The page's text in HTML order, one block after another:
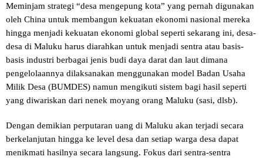
Meminjam strategi “desa mengepung kota” yang pernah digunakan
oleh China untuk membangun kekuatan ekonomi nasional mereka
hingga menjadi kekuatan ekonomi global seperti sekarang ini, desa-
desa di Maluku harus diarahkan untuk menjadi sentra atau basis-
basis industri berbagai jenis budi daya darat dan laut dimana
pengelolaannya dilaksanakan menggunakan model Badan Usaha
Milik Desa (BUMDES) namun mengikuti sistem bagi hasil seperti
yang diwariskan dari nenek moyang orang Maluku (sasi, dlsb).
Dengan demikian perputaran uang di Maluku akan terjadi secara
berkelanjutan hingga ke level desa dan setiap warga desa dapat
menikmati hasilnya secara langsung. Fokus dari sentra-sentra